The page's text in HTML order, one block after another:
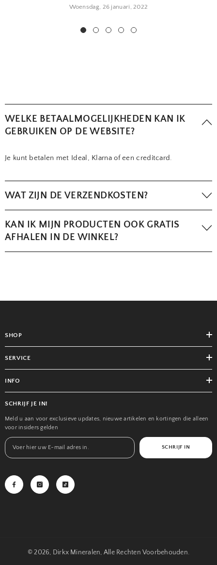
Woensdag, 26 januari, 2022
WELKE BETAALMOGELIJKHEDEN KAN IK
GEBRUIKEN OP DE WEBSITE?
Je kunt betalen met Ideal, Klarna of een creditcard.
WAT ZIJN DE VERZENDKOSTEN?
Bezorging binnen Nederland en België is helemaal gratis vanaf
een bestelling boven de €50,-
KAN IK MIJN PRODUCTEN OOK GRATIS
AFHALEN IN DE WINKEL?
SHOP
SERVICE
INFO
SCHRIJF JE IN!
Meld u aan voor exclusieve updates, nieuwe artikelen en kortingen die alleen
voor insiders gelden
SCHRIJF IN
© 2026, Dirkx Mineralen, Alle Rechten Voorbehouden.